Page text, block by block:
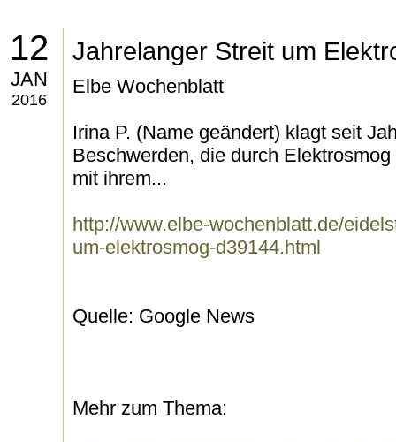
12
JAN
2016
Jahrelanger Streit um
Elbe Wochenblatt
Irina P. (Name geändert) klagt seit
Beschwerden, die durch
mit ihrem...
http://www.elbe-wochenblatt.de/
um-elektrosmog-d39144.html
Quelle: Google News
Mehr zum Thema: